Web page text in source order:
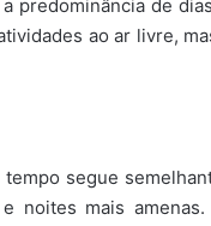
predominância de
ao ar livre,
segue
mais amenas.